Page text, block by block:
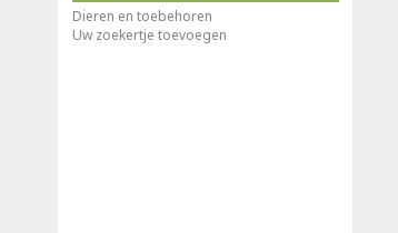
Dieren en toebehoren
Uw zoekertje toevoegen